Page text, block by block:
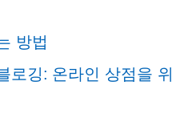
방법
로깅: 온라인 상점을 위